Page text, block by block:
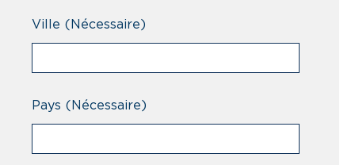
Ville (Nécessaire)
Pays (Nécessaire)